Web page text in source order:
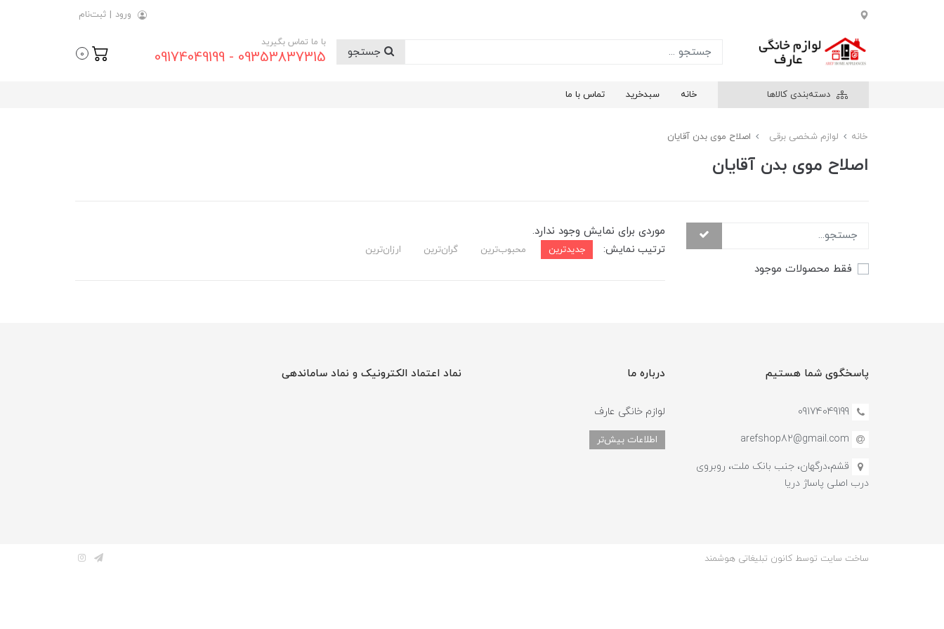
ورود | ثبت‌نام
با ما تماس بگیرید
09353837315 - 09174049199
0
دسته‌بندی کالاها خانه سبدخرید تماس با ما
خانه لوازم شخصی برقی اصلاح موی بدن آقایان
اصلاح موی بدن آقایان
فقط محصولات موجود
موردی برای نمایش وجود ندارد.
ترتیب نمایش: جدیدترین محبوب‌ترین گران‌ترین ارزان‌ترین
پاسخگوی شما هستیم
09174049199
arefshop82@gmail.com
قشم،درگهان، جنب بانک ملت، روبروی
درب اصلی پاساژ دریا
درباره ما
لوازم خانگی عارف
اطلاعات بیش‌تر
نماد اعتماد الکترونیک و نماد ساماندهی
ساخت سایت توسط کانون تبلیغاتی هوشمند